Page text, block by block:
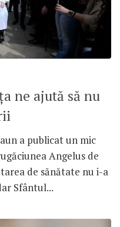
ne ajută să nu
a publicat un mic
Angelus de
de sănătate nu i-a
Sfântul...